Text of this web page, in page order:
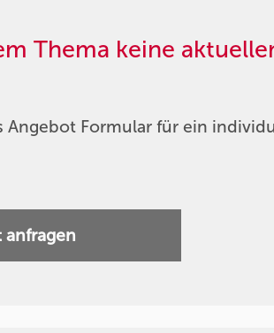
Thema keine
Angebot Formular für ein